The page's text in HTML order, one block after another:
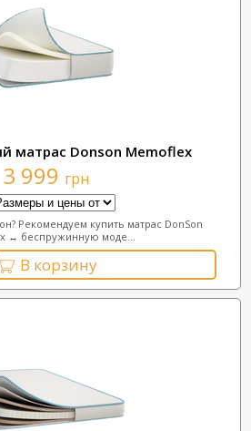
матрас Donson Memoflex
3 999 грн
Рекомендуем купить матрас DonSon
↔ беспружинную моде...
В корзину